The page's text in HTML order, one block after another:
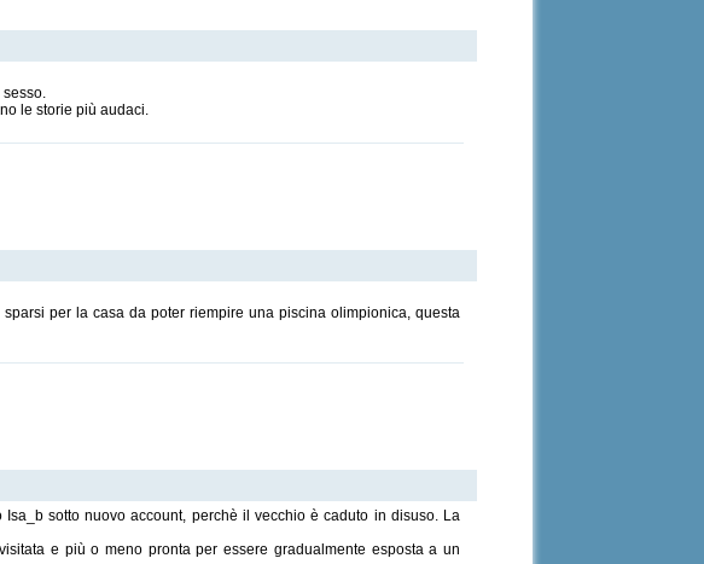
le storie più audaci.
per la casa da poter riempire una piscina olimpionica, questa
sotto nuovo account, perchè il vecchio è caduto in disuso. La
e più o meno pronta per essere gradualmente esposta a un